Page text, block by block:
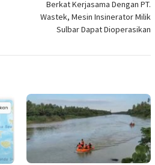
Berkat Kerjasama Dengan PT.
Wastek, Mesin Insinerator Milik
Sulbar Dapat Dioperasikan